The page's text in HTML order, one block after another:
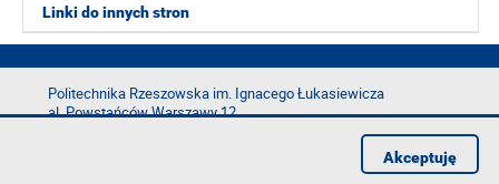
Linki do innych stron
Politechnika Rzeszowska im. Ignacego Łukasiewicza
al. Powstańców Warszawy 12
Akceptuję